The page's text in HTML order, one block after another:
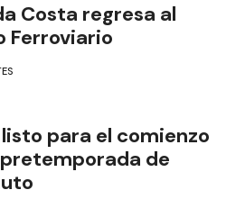
Costa regresa al
Ferroviario
para el comienzo
de